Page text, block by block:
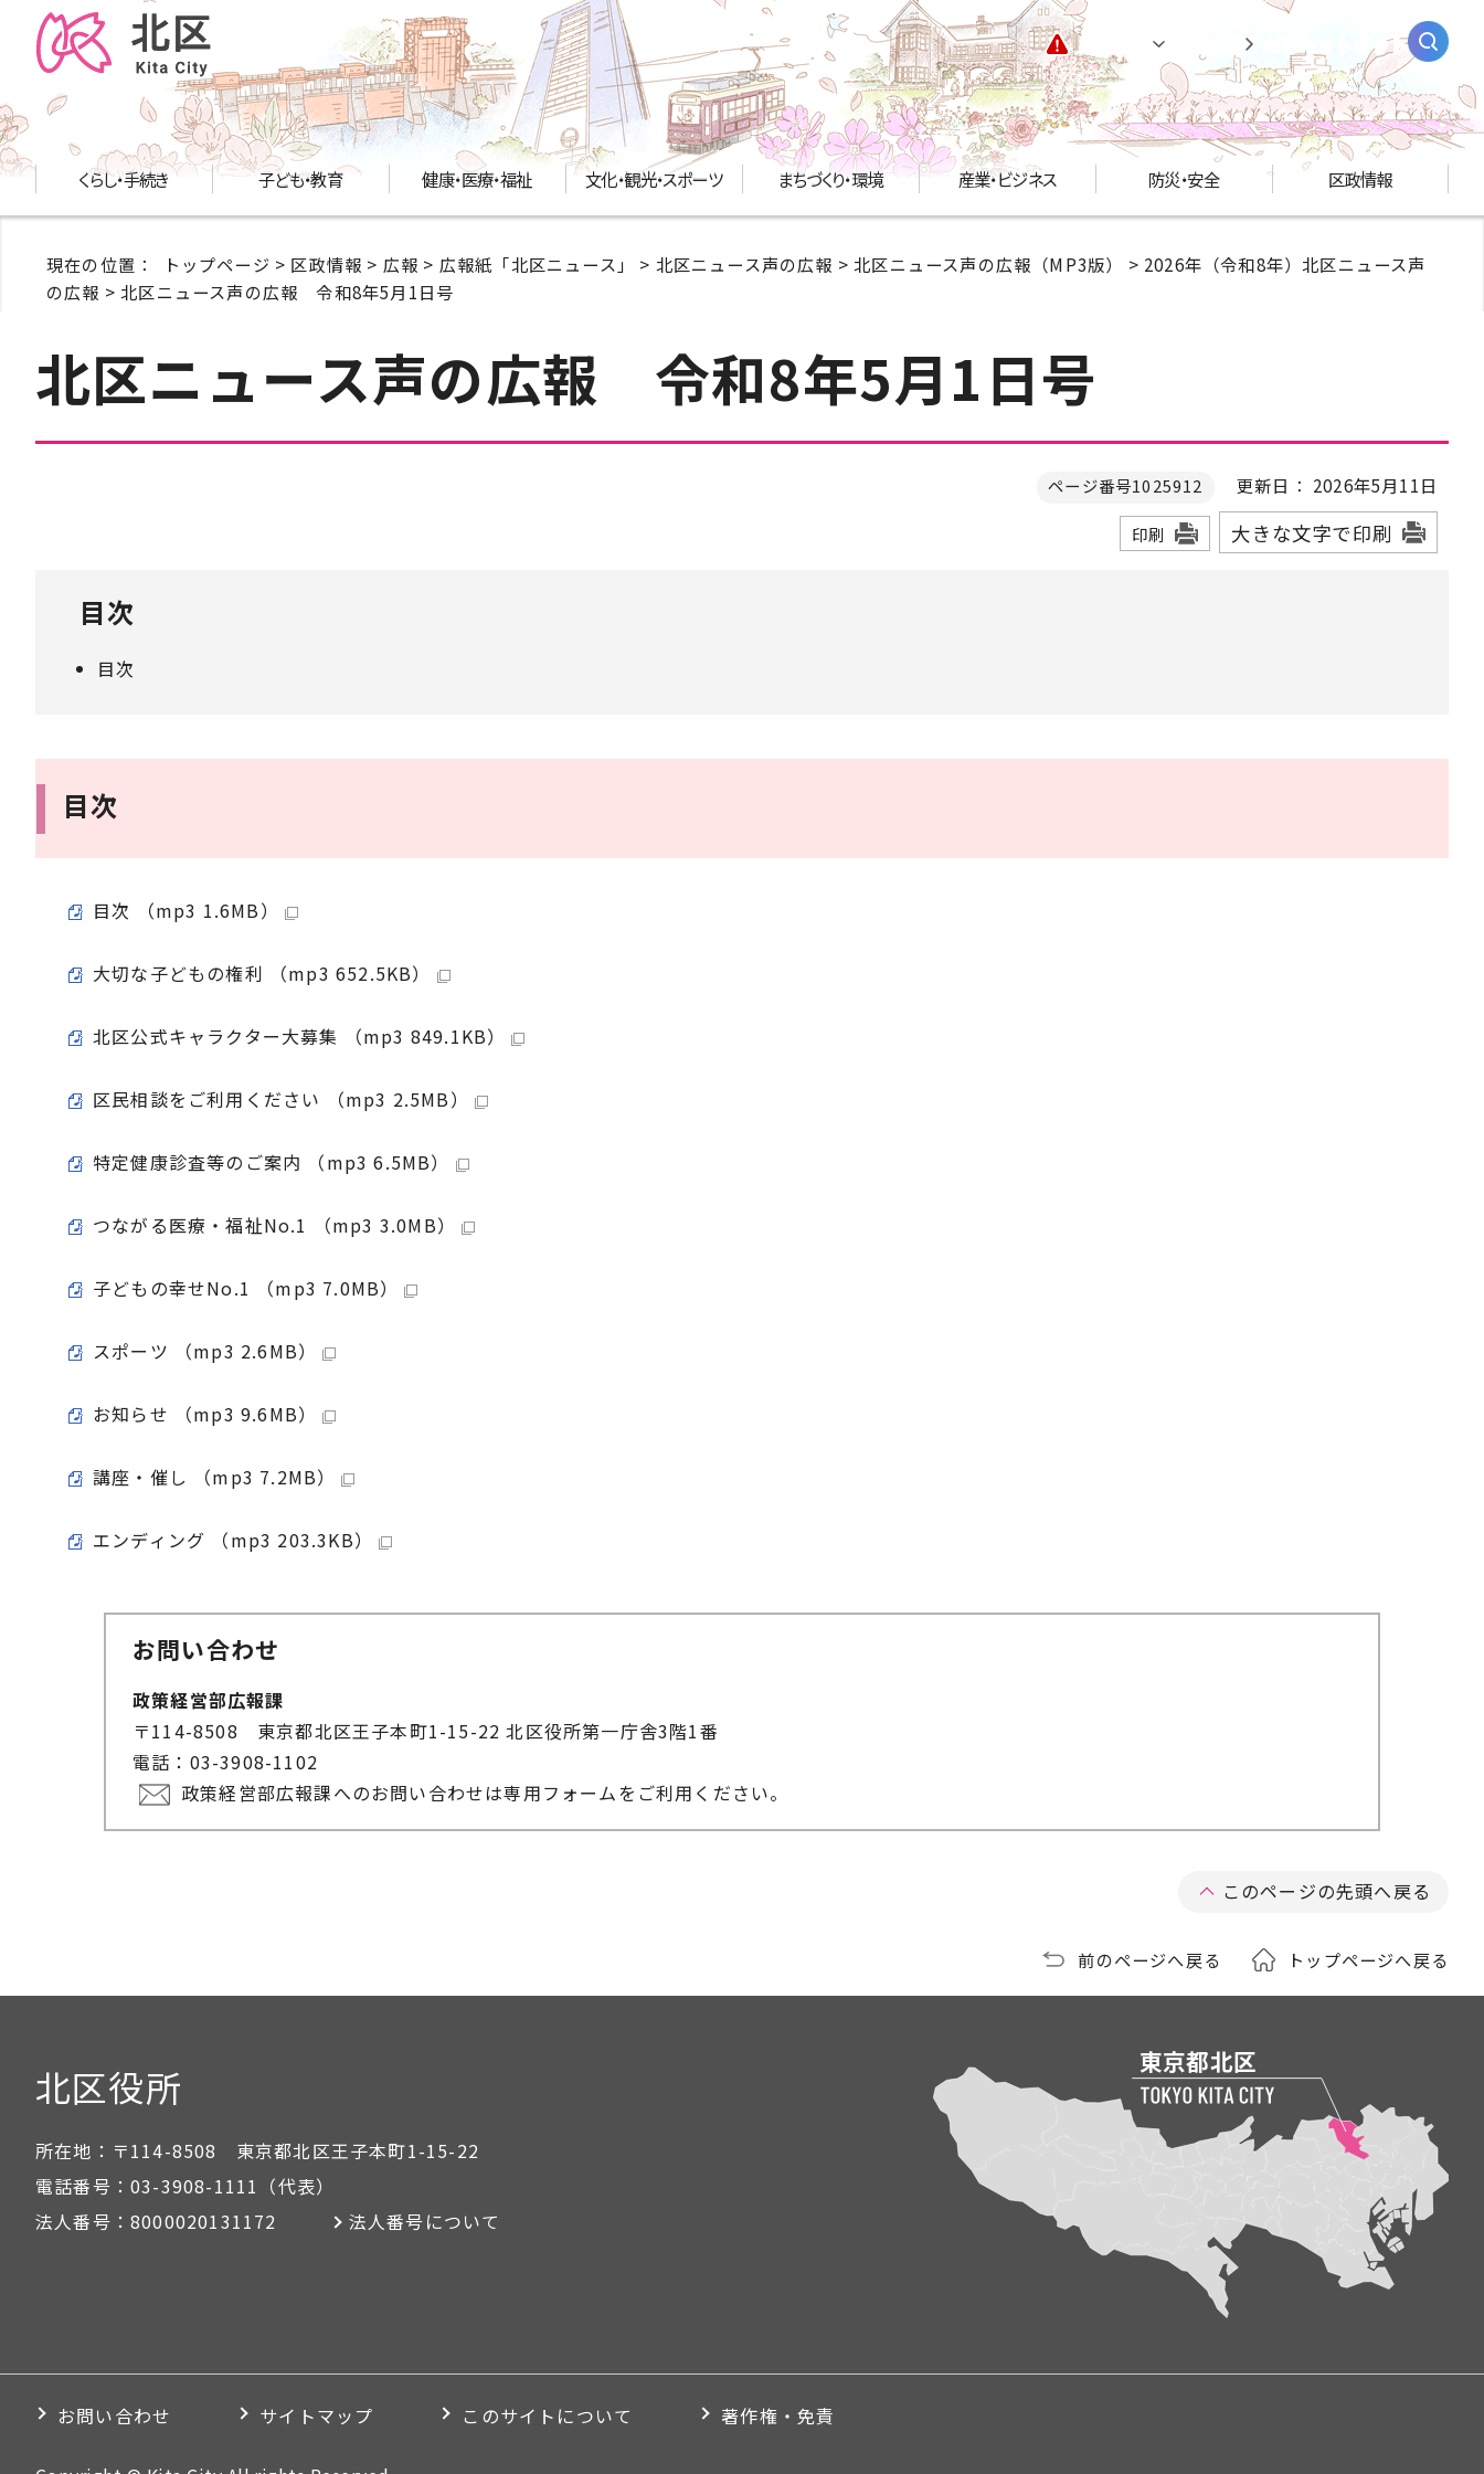
緊急情報 AIチャットボット
くらし・手続き 子ども・教育 健康・医療・福祉 文化・観光・スポーツ まちづくり・環境 産業・ビジネス 防災・安全 区政情報
現在の位置： トップページ > 区政情報 > 広報 > 広報紙「北区ニュース」 > 北区ニュース声の広報 >北区ニュース声の広報（MP3版） > 2026年（令和8年）北区ニュース声
の広報 > 北区ニュース声の広報 令和8年5月1日号
北区ニュース声の広報 令和8年5月1日号
ページ番号1025912 更新日： 2026年5月11日
印刷 大きな文字で印刷
目次
目次
目次
目次 （mp3 1.6MB）
大切な子どもの権利 （mp3 652.5KB）
北区公式キャラクター大募集 （mp3 849.1KB）
区民相談をご利用ください （mp3 2.5MB）
特定健康診査等のご案内 （mp3 6.5MB）
つながる医療・福祉No.1 （mp3 3.0MB）
子どもの幸せNo.1 （mp3 7.0MB）
スポーツ （mp3 2.6MB）
お知らせ （mp3 9.6MB）
講座・催し （mp3 7.2MB）
エンディング （mp3 203.3KB）
お問い合わせ
政策経営部広報課
〒114-8508 東京都北区王子本町1-15-22 北区役所第一庁舎3階1番
電話：03-3908-1102
政策経営部広報課へのお問い合わせは専用フォームをご利用ください。
このページの先頭へ戻る
前のページへ戻る トップページへ戻る
北区役所
所在地： 〒114-8508 東京都北区王子本町1-15-22
電話番号： 03-3908-1111 （代表）
法人番号： 8000020131172 法人番号について
お問い合わせ サイトマップ このサイトについて 著作権・免責